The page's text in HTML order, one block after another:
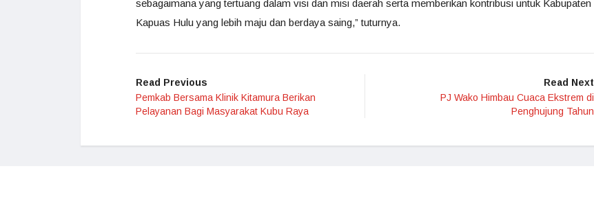
sebagaimana yang tertuang dalam visi dan misi daerah serta memberikan kontribusi untuk Kabupaten
Kapuas Hulu yang lebih maju dan berdaya saing,” tuturnya.
Read Previous
Pemkab Bersama Klinik Kitamura Berikan
Pelayanan Bagi Masyarakat Kubu Raya
Read Next
PJ Wako Himbau Cuaca Ekstrem di
Penghujung Tahun